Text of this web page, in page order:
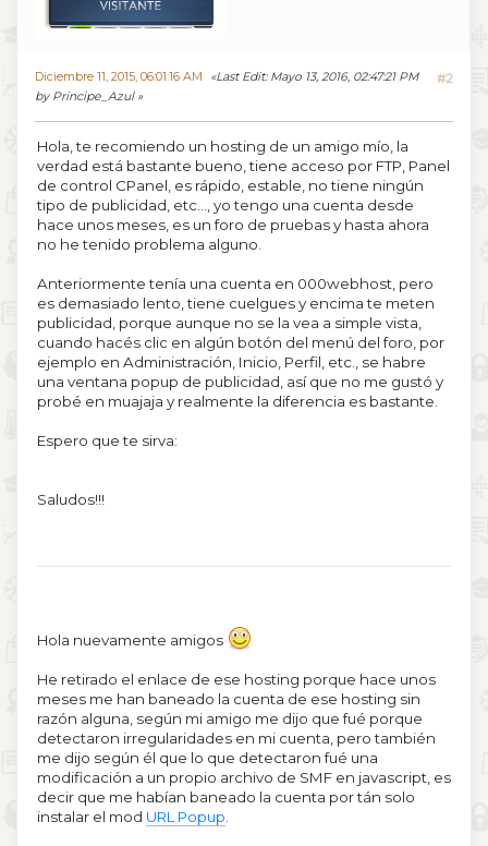
Diciembre 11, 2015, 06:01:16 AM #2
Last Edit: Mayo 13, 2016, 02:47:21 PM
by Principe_Azul
Hola, te recomiendo un hosting de un amigo mío, la
verdad está bastante bueno, tiene acceso por FTP, Panel
de control CPanel, es rápido, estable, no tiene ningún
tipo de publicidad, etc..., yo tengo una cuenta desde
hace unos meses, es un foro de pruebas y hasta ahora
no he tenido problema alguno.
Anteriormente tenía una cuenta en 000webhost, pero
es demasiado lento, tiene cuelgues y encima te meten
publicidad, porque aunque no se la vea a simple vista,
cuando hacés clic en algún botón del menú del foro, por
ejemplo en Administración, Inicio, Perfil, etc., se habre
una ventana popup de publicidad, así que no me gustó y
probé en muajaja y realmente la diferencia es bastante.
Espero que te sirva:
Saludos!!!
Hola nuevamente amigos
He retirado el enlace de ese hosting porque hace unos
meses me han baneado la cuenta de ese hosting sin
razón alguna, según mi amigo me dijo que fué porque
detectaron irregularidades en mi cuenta, pero también
me dijo según él que lo que detectaron fué una
modificación a un propio archivo de SMF en javascript, es
decir que me habían baneado la cuenta por tán solo
instalar el mod URL Popup.